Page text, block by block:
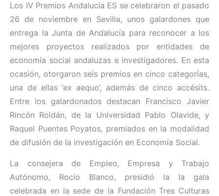
Los IV Premios Andalucía ES se celebraron el pasado
26 de noviembre en Sevilla, unos galardones que
entrega la Junta de Andalucía para reconocer a los
mejores proyectos realizados por entidades de
economía social andaluzas e investigadores. En esta
ocasión, otorgaron seis premios en cinco categorías,
una de ellas ‘ex aequo’, además de cinco accésits.
Entre los galardonados destacan Francisco Javier
Rincón Roldán, de la Universidad Pablo Olavide, y
Raquel Puentes Poyatos, premiados en la modalidad
de difusión de la investigación en Economía Social.
La consejera de Empleo, Empresa y Trabajo
Autónomo, Rocío Blanco, presidió la la gala
celebrada en la sede de la Fundación Tres Culturas